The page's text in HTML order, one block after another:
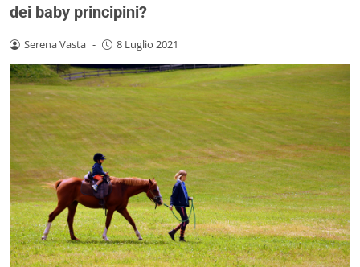
dei baby principini?
Serena Vasta - 8 Luglio 2021